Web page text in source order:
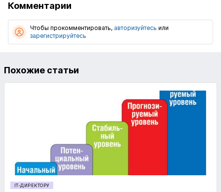
Комментарии
Чтобы прокомментировать, авторизуйтесь или
зарегистрируйтесь
Похожие статьи
IT-ДИРЕКТОРУ